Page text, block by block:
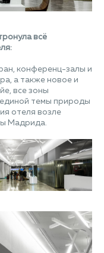
всё
конференц-залы и
а также новое и
все зоны
темы природы
отеля возле
Мадрида.